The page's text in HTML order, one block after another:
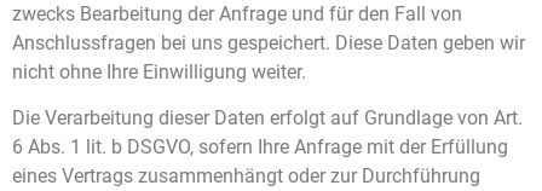
zwecks Bearbeitung der Anfrage und für den Fall von
Anschlussfragen bei uns gespeichert. Diese Daten geben wir
nicht ohne Ihre Einwilligung weiter.
Die Verarbeitung dieser Daten erfolgt auf Grundlage von Art.
6 Abs. 1 lit. b DSGVO, sofern Ihre Anfrage mit der Erfüllung
eines Vertrags zusammenhängt oder zur Durchführung